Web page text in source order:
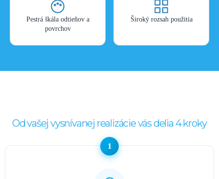
Pestrá škála odtieňov a
povrchov
Široký rozsah použitia
Od vašej vysnívanej realizácie vás delia 4 kroky
1